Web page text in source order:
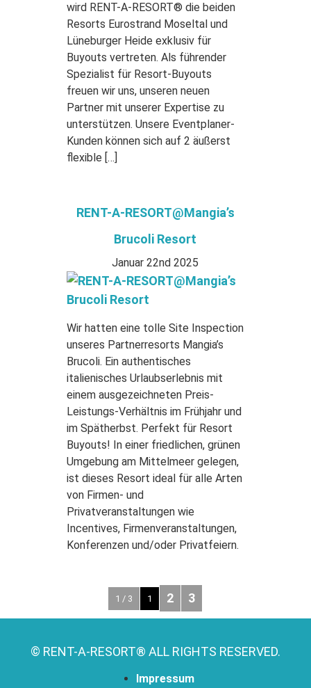
wird RENT-A-RESORT® die beiden
Resorts Eurostrand Moseltal und
Lüneburger Heide exklusiv für
Buyouts vertreten. Als führender
Spezialist für Resort-Buyouts
freuen wir uns, unseren neuen
Partner mit unserer Expertise zu
unterstützen. Unsere Eventplaner-
Kunden können sich auf 2 äußerst
flexible […]
RENT-A-RESORT@Mangia’s
Brucoli Resort
Januar 22nd 2025
Wir hatten eine tolle Site Inspection
unseres Partnerresorts Mangia’s
Brucoli. Ein authentisches
italienisches Urlaubserlebnis mit
einem ausgezeichneten Preis-
Leistungs-Verhältnis im Frühjahr und
im Spätherbst. Perfekt für Resort
Buyouts! In einer friedlichen, grünen
Umgebung am Mittelmeer gelegen,
ist dieses Resort ideal für alle Arten
von Firmen- und
Privatveranstaltungen wie
Incentives, Firmenveranstaltungen,
Konferenzen und/oder Privatfeiern.
1 / 3 1 2 3
© RENT-A-RESORT® ALL RIGHTS RESERVED.
Impressum